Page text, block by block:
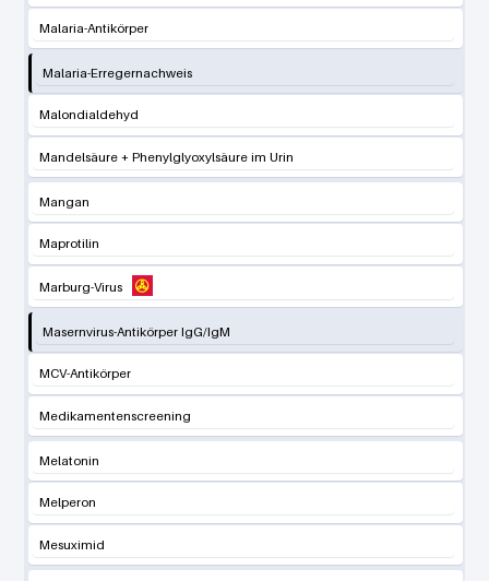
Malaria-Antikörper
Malaria-Erregernachweis
Malondialdehyd
Mandelsäure + Phenylglyoxylsäure im Urin
Mangan
Maprotilin
Marburg-Virus
Masernvirus-Antikörper IgG/IgM
MCV-Antikörper
Medikamentenscreening
Melatonin
Melperon
Mesuximid